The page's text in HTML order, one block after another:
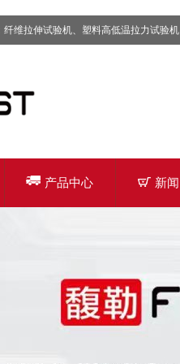
维拉伸试验机、塑料高低温拉力试验机
产品中心 新